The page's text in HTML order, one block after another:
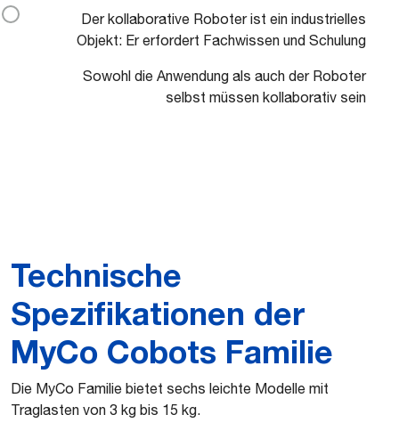
Der kollaborative Roboter ist ein industrielles
Objekt: Er erfordert Fachwissen und Schulung
Sowohl die Anwendung als auch der Roboter
selbst müssen kollaborativ sein
Technische
Spezifikationen der
MyCo Cobots Familie
Die MyCo Familie bietet sechs leichte Modelle mit
Traglasten von 3 kg bis 15 kg.